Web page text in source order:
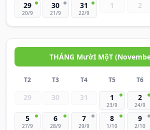
29
20/9
30
21/9
31
22/9
1 2
THÁNG MườI MộT
T2 T3 T4 T5 T6
29 30 31 1
23/9
2
24/9
5
27/9
6
28/9
7
29/9
8
1/10
9
2/10